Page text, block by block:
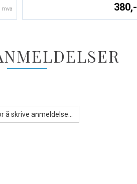
mva 380,-
å skrive anmeldelse...